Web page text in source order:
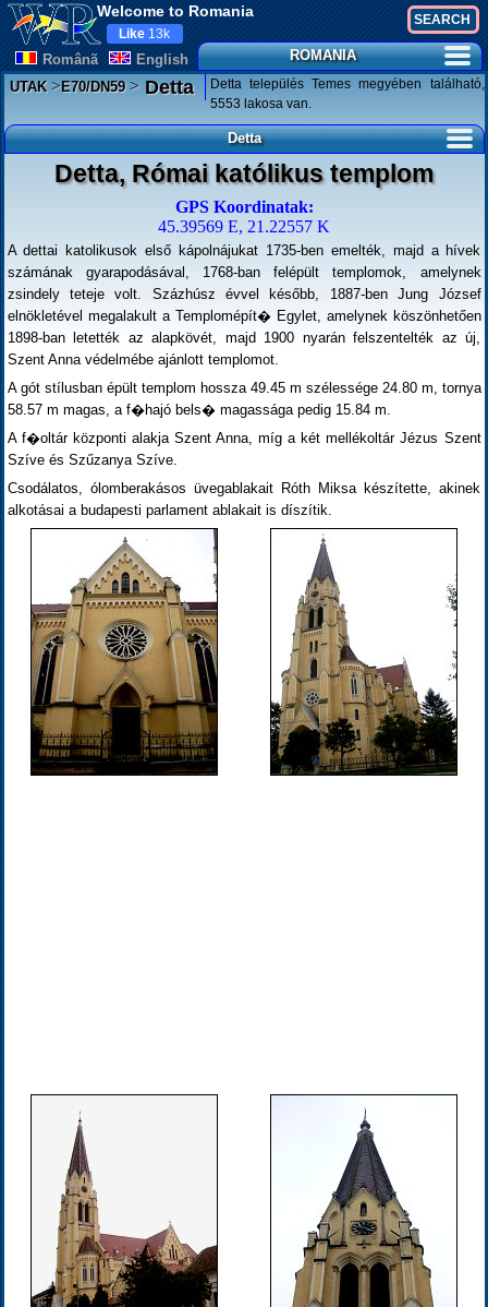
Welcome to Romania
Românã English
Like 13k
ROMANIA
UTAK>E70/DN59>Detta
Detta település Temes megyében található,
5553 lakosa van.
Detta
Detta, Római katólikus templom
GPS Koordinatak:
45.39569 E, 21.22557 K
A dettai katolikusok első kápolnájukat 1735-ben emelték, majd a hívek
számának gyarapodásával, 1768-ban felépült templomok, amelynek
zsindely teteje volt. Százhúsz évvel később, 1887-ben Jung József
elnökletével megalakult a Templomépít� Egylet, amelynek köszönhetően
1898-ban letették az alapkövét, majd 1900 nyarán felszentelték az új,
Szent Anna védelmébe ajánlott templomot.
A gót stílusban épült templom hossza 49.45 m szélessége 24.80 m, tornya
58.57 m magas, a f�hajó bels� magassága pedig 15.84 m.
A f�oltár központi alakja Szent Anna, míg a két mellékoltár Jézus Szent
Szíve és Szűzanya Szíve.
Csodálatos, ólomberakásos üvegablakait Róth Miksa készítette, akinek
alkotásai a budapesti parlament ablakait is díszítik.